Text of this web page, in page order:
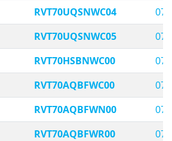
RVT70UQSNWC04
RVT70UQSNWC05
RVT70HSBNWC00
RVT70AQBFWC00
RVT70AQBFWN00
RVT70AQBFWR00